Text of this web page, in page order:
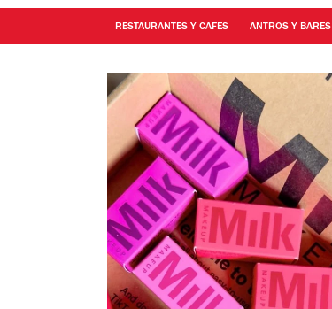
RESTAURANTES Y CAFES ANTROS Y BARES